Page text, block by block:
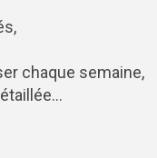
chaque semaine,